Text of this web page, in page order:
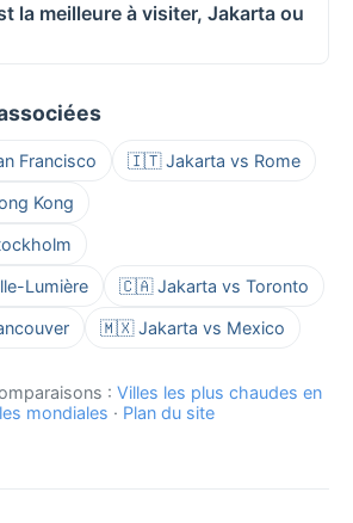
la meilleure à visiter, Jakarta ou
Francisco 🇮🇹 Jakarta vs Rome
Kong
Lumière 🇨🇦 Jakarta vs Toronto
🇲🇽 Jakarta vs Mexico
: Villes les plus chaudes en
mondiales · Plan du site